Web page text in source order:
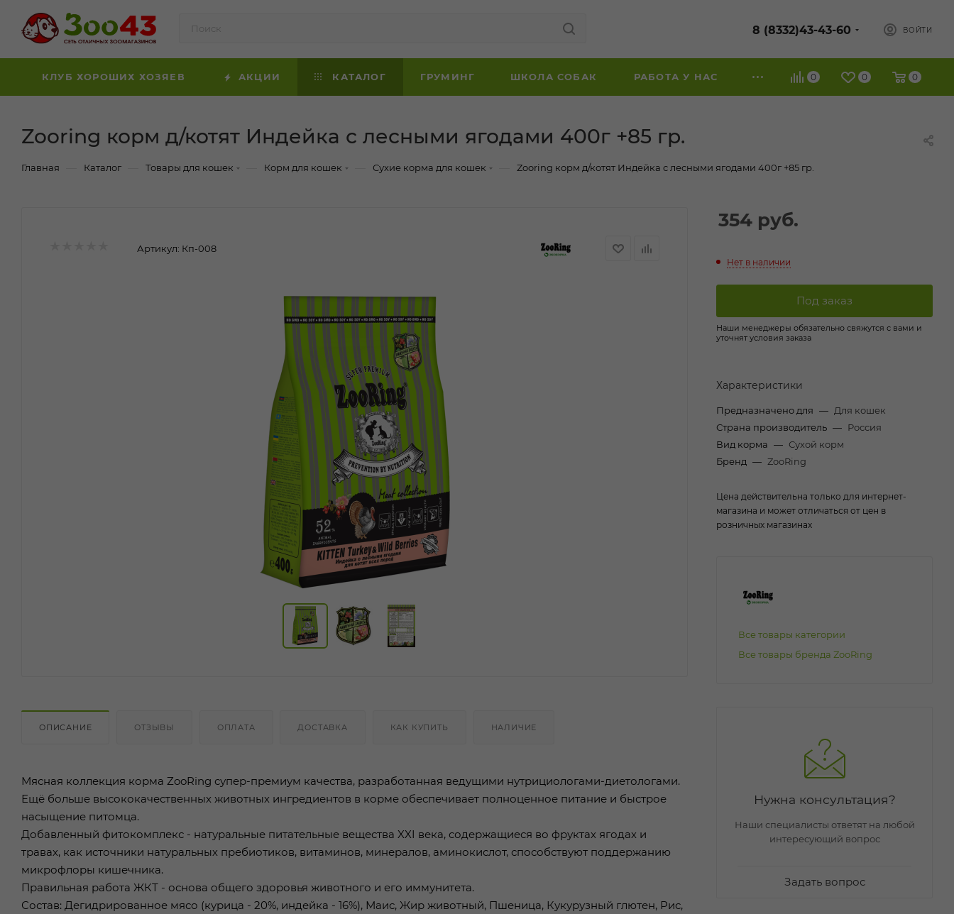
8 (8332)43-43-60 ВОЙТИ
0 0 0
КЛУБ ХОРОШИХ ХОЗЯЕВ АКЦИИ КАТАЛОГ ГРУМИНГ ШКОЛА СОБАК РАБОТА У НАС
Zooring корм д/котят Индейка с лесными ягодами 400г +85 гр.
Главная Каталог Товары для кошек Корм для кошек Сухие корма для кошек Zooring корм д/котят Индейка с лесными ягодами 400г +85 гр.
Артикул: Кп-008
ОПИСАНИЕ ОТЗЫВЫ ОПЛАТА ДОСТАВКА КАК КУПИТЬ НАЛИЧИЕ
Мясная коллекция корма ZooRing супер-премиум качества, разработанная ведущими нутрициологами-диетологами.
Ещё больше высококачественных животных ингредиентов в корме обеспечивает полноценное питание и быстрое
насыщение питомца.
Добавленный фитокомплекс - натуральные питательные вещества XXI века, содержащиеся во фруктах ягодах и
травах, как источники натуральных пребиотиков, витаминов, минералов, аминокислот, способствуют поддержанию
микрофлоры кишечника.
Правильная работа ЖКТ - основа общего здоровья животного и его иммунитета.
Состав: Дегидрированное мясо (курица - 20%, индейка - 16%), Маис, Жир животный, Пшеница, Кукурузный глютен, Рис,
354 руб.
Нет в наличии
Под заказ
Наши менеджеры обязательно свяжутся с вами и
уточнят условия заказа
Характеристики
Предназначено для — Для кошек
Страна производитель — Россия
Вид корма — Сухой корм
Бренд — ZooRing
Цена действительна только для интернет-
магазина и может отличаться от цен в
розничных магазинах
Все товары категории
Все товары бренда ZooRing
Нужна консультация?
Наши специалисты ответят на любой
интересующий вопрос
Задать вопрос